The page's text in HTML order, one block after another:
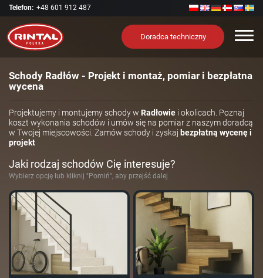
Telefon: +48 601 912 487
Doradca techniczny
Schody Radłów - Projekt i montaż, pomiar i bezpłatna
wycena
Projektujemy i montujemy schody w Radłowie i okolicach. Poznaj
koszt wykonania schodów i umów się na pomiar z naszym doradcą
w Twojej miejscowości. Zamów schody i zyskaj bezpłatną wycenę i
projekt
Jaki rodzaj schodów Cię interesuje?
Wybierz opcję lub kliknij "Pomiń", aby przejść dalej